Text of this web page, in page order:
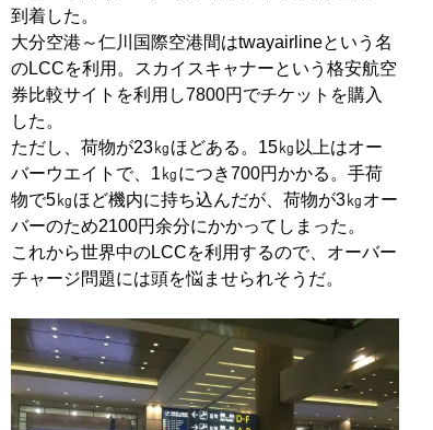
到着した。
大分空港～仁川国際空港間はtwayairlineという名
のLCCを利用。スカイスキャナーという格安航空
券比較サイトを利用し7800円でチケットを購入
した。
ただし、荷物が23㎏ほどある。15㎏以上はオー
バーウエイトで、1㎏につき700円かかる。手荷
物で5㎏ほど機内に持ち込んだが、荷物が3㎏オー
バーのため2100円余分にかかってしまった。
これから世界中のLCCを利用するので、オーバー
チャージ問題には頭を悩ませられそうだ。